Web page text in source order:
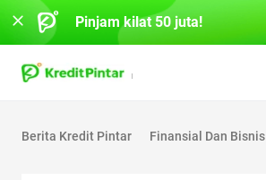
Berita Kredit Pintar Finansial Dan Bisnis
Pinjam kilat 50 juta!